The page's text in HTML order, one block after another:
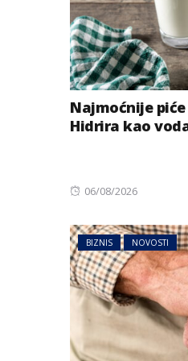
Najmoćnije
Hidrira kao
Posted
06/08/2026
BIZNIS NOVOSTI